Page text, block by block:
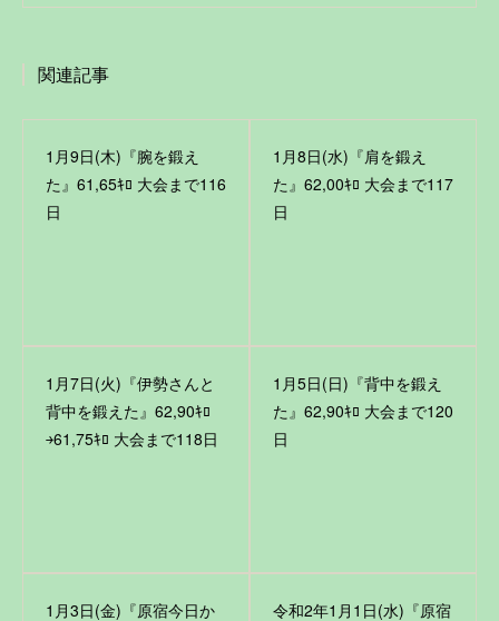
関連記事
1月9日(木)『腕を鍛え
た』61,65ｷﾛ 大会まで116
日
1月8日(水)『肩を鍛え
た』62,00ｷﾛ 大会まで117
日
1月7日(火)『伊勢さんと
背中を鍛えた』62,90ｷﾛ
￫61,75ｷﾛ 大会まで118日
1月5日(日)『背中を鍛え
た』62,90ｷﾛ 大会まで120
日
1月3日(金)『原宿今日か
令和2年1月1日(水)『原宿